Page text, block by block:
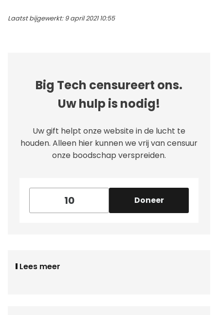
Laatst bijgewerkt: 9 april 2021 10:55
Big Tech censureert ons.
Uw hulp is nodig!
Uw gift helpt onze website in de lucht te
houden. Alleen hier kunnen we vrij van censuur
onze boodschap verspreiden.
Doneer
Lees meer